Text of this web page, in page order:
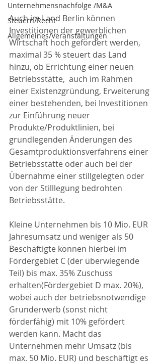
Unternehmensnachfolge /M&A
Steuern/Recht
Allgemeines/Veranstaltungen
Auch im Land Berlin können
Investitionen der gewerblichen
Wirtschaft hoch gefördert werden,
maximal 35 % steuert das Land
hinzu, ob Errichtung einer neuen
Betriebsstätte,  auch im Rahmen
einer Existenzgründung, Erweiterung
einer bestehenden, bei Investitionen
zur Einführung neuer
Produkte/Produktlinien, bei
grundlegenden Änderungen des
Gesamtproduktionsverfahrens einer
Betriebsstätte oder auch bei der
Übernahme einer stillgelegten oder
von der Stilllegung bedrohten
Betriebsstätte.
Kleine Unternehmen bis 10 Mio. EUR
Jahresumsatz und weniger als 50
Beschäftigte können hierbei im
Fördergebiet C (der überwiegende
Teil) bis max. 35% Zuschuss
erhalten(Fördergebiet D max. 20%),
wobei auch der betriebsnotwendige
Grunderwerb (sonst nicht
förderfähig) mit 10% gefördert
werden kann. Macht das
Unternehmen mehr Umsatz (bis
max. 50 Mio. EUR) und beschäftigt es